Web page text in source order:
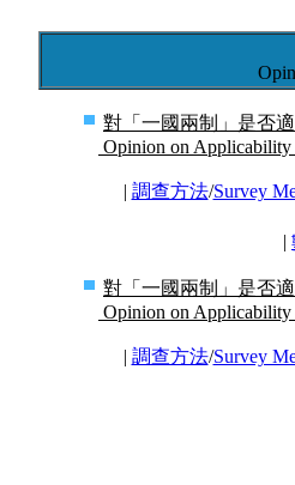
對「一國兩制」是否
Opinion on Applicability
| 調查方法/Survey
|
對「一國兩制」是否
Opinion on Applicability
| 調查方法/Survey